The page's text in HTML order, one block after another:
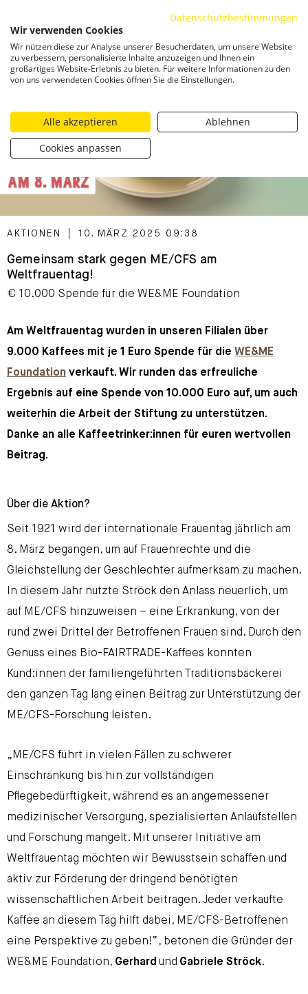
CATEGORIZED AS
AKTIONEN 10. MÄRZ 2025 09:38
Gemeinsam stark gegen ME/CFS am
Weltfrauentag!
€ 10.000 Spende für die WE&ME Foundation
Am Weltfrauentag wurden in unseren Filialen über
9.000 Kaffees mit je 1 Euro Spende für die WE&ME
Foundation verkauft. Wir runden das erfreuliche
Ergebnis auf eine Spende von 10.000 Euro auf, um auch
weiterhin die Arbeit der Stiftung zu unterstützen.
Danke an alle Kaffeetrinker:innen für euren wertvollen
Beitrag.
Über die Aktion?
Seit 1921 wird der internationale Frauentag jährlich am
8. März begangen, um auf Frauenrechte und die
Gleichstellung der Geschlechter aufmerksam zu machen.
In diesem Jahr nutzte Ströck den Anlass neuerlich, um
auf ME/CFS hinzuweisen – eine Erkrankung, von der
rund zwei Drittel der Betroffenen Frauen sind. Durch den
Genuss eines Bio-FAIRTRADE-Kaffees konnten
Kund:innen der familiengeführten Traditionsbäckerei
den ganzen Tag lang einen Beitrag zur Unterstützung der
ME/CFS-Forschung leisten.
„ME/CFS führt in vielen Fällen zu schwerer
Einschränkung bis hin zur vollständigen
Pflegebedürftigkeit, während es an angemessener
medizinischer Versorgung, spezialisierten Anlaufstellen
und Forschung mangelt. Mit unserer Initiative am
Weltfrauentag möchten wir Bewusstsein schaffen und
aktiv zur Förderung der dringend benötigten
wissenschaftlichen Arbeit beitragen. Jeder verkaufte
Kaffee an diesem Tag hilft dabei, ME/CFS-Betroffenen
eine Perspektive zu geben!“, betonen die Gründer der
WE&ME Foundation, Gerhard und Gabriele Ströck.
Datenschutzbestimmungen
Wir verwenden Cookies
Wir nützen diese zur Analyse unserer Besucherdaten, um unsere Website
zu verbessern, personalisierte Inhalte anzuzeigen und Ihnen ein
großartiges Website-Erlebnis zu bieten. Für weitere Informationen zu den
von uns verwendeten Cookies öffnen Sie die Einstellungen.
Alle akzeptieren
Ablehnen
Cookies anpassen